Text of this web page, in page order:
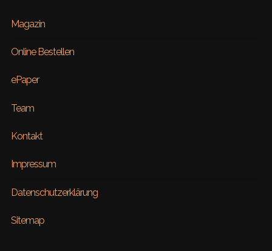
Magazin
Online Bestellen
ePaper
Team
Kontakt
Impressum
Datenschutzerklärung
Sitemap